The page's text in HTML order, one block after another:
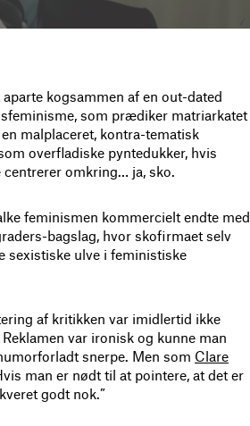
kogsammen af en out-dated
som prædiker matriarkatet
malplaceret, kontra-tematisk
overfladiske pyntedukker, hvis
omkring… ja, sko.
feminismen kommercielt endte med
bagslag, hvor skofirmaet selv
sexistiske ulve i feministiske
af kritikken var imidlertid ikke
var ironisk og kunne man
snerpe. Men som Clare
man er nødt til at pointere, at det er
godt nok.”